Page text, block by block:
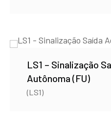
LS1 – Sinalização
Autônoma (FU)
(LS1)